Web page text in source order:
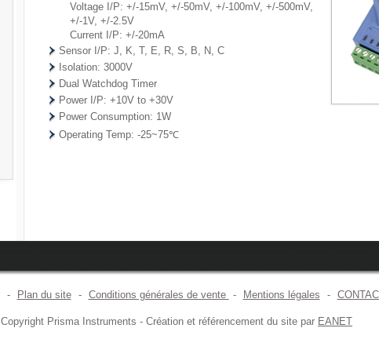
Voltage I/P: +/-15mV, +/-50mV, +/-100mV, +/-500mV,
+/-1V, +/-2.5V
Current I/P: +/-20mA
Sensor I/P: J, K, T, E, R, S, B, N, C
Isolation: 3000V
Dual Watchdog Timer
Power I/P: +10V to +30V
Power Consumption: 1W
Operating Temp: -25~75℃
- Plan du site - Conditions générales de vente - Mentions légales -
Copyright Prisma Instruments - Création et référencement du site par EANET